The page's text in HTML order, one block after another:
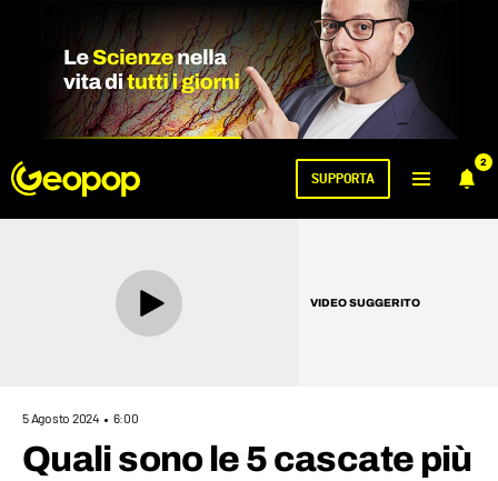
2
SUPPORTA
VIDEO SUGGERITO
5 Agosto 2024 6:00
Quali sono le 5 cascate più